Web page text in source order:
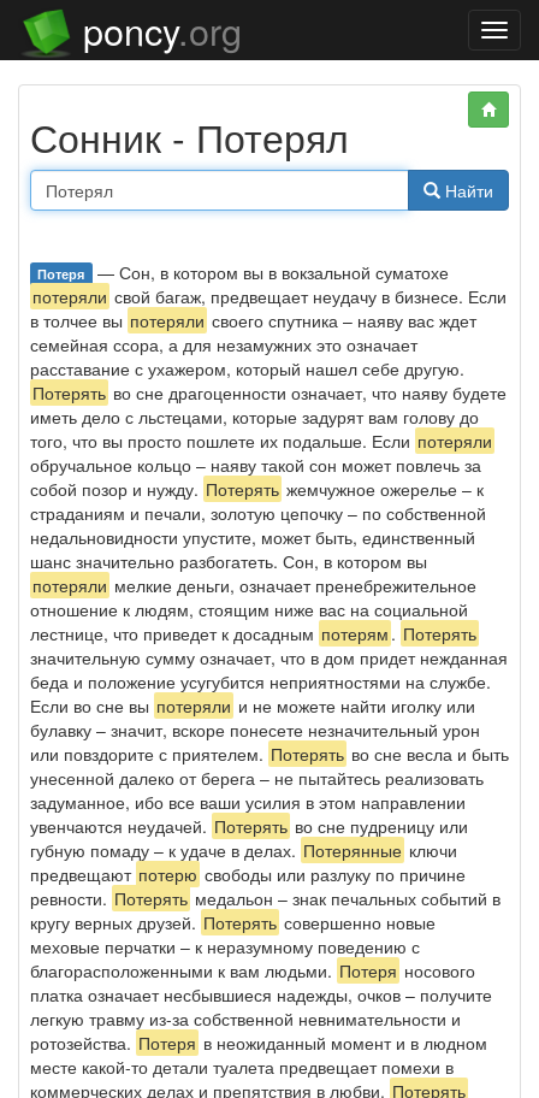
poncy.org
Сонник - Потерял
Найти
Потеря — Сон, в котором вы в вокзальной суматохе
потеряли свой багаж, предвещает неудачу в бизнесе. Если
в толчее вы потеряли своего спутника – наяву вас ждет
семейная ссора, а для незамужних это означает
расставание с ухажером, который нашел себе другую.
Потерять во сне драгоценности означает, что наяву будете
иметь дело с льстецами, которые задурят вам голову до
того, что вы просто пошлете их подальше. Если потеряли
обручальное кольцо – наяву такой сон может повлечь за
собой позор и нужду. Потерять жемчужное ожерелье – к
страданиям и печали, золотую цепочку – по собственной
недальновидности упустите, может быть, единственный
шанс значительно разбогатеть. Сон, в котором вы
потеряли мелкие деньги, означает пренебрежительное
отношение к людям, стоящим ниже вас на социальной
лестнице, что приведет к досадным потерям . Потерять
значительную сумму означает, что в дом придет нежданная
беда и положение усугубится неприятностями на службе.
Если во сне вы потеряли и не можете найти иголку или
булавку – значит, вскоре понесете незначительный урон
или повздорите с приятелем. Потерять во сне весла и быть
унесенной далеко от берега – не пытайтесь реализовать
задуманное, ибо все ваши усилия в этом направлении
увенчаются неудачей. Потерять во сне пудреницу или
губную помаду – к удаче в делах. Потерянные ключи
предвещают потерю свободы или разлуку по причине
ревности. Потерять медальон – знак печальных событий в
кругу верных друзей. Потерять совершенно новые
меховые перчатки – к неразумному поведению с
благорасположенными к вам людьми. Потеря носового
платка означает несбывшиеся надежды, очков – получите
легкую травму из-за собственной невнимательности и
ротозейства. Потеря в неожиданный момент и в людном
месте какой-то детали туалета предвещает помехи в
коммерческих делах и препятствия в любви. Потерять